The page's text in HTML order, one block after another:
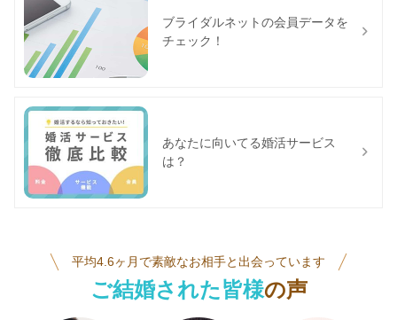
ブライダルネットの会員データを
チェック！
あなたに向いてる婚活サービス
は？
平均4.6ヶ月で素敵なお相手と出会っています
ご結婚された皆様の声